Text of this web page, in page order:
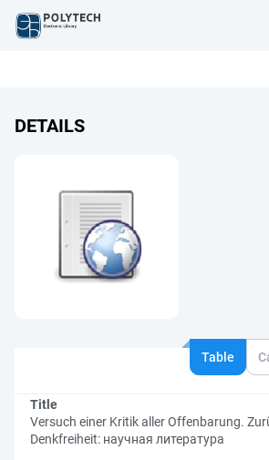
DETAILS
Table
Title
Versuch einer Kritik aller Offenbarung.
Denkfreiheit: научная литература